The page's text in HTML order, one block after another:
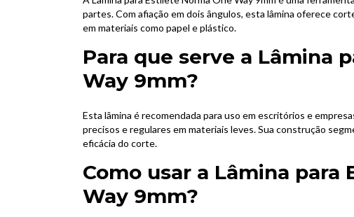
partes. Com afiação em dois ângulos, esta lâmina oferece
em materiais como papel e plástico.
Para que serve a Lâmina
Way 9mm?
Esta lâmina é recomendada para uso em escritórios e
precisos e regulares em materiais leves. Sua construção
eficácia do corte.
Como usar a Lâmina para
Way 9mm?